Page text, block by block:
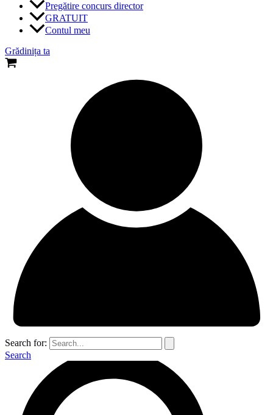
Pregătire concurs director
GRATUIT
Contul meu
Grădinița ta
Search for:
Search